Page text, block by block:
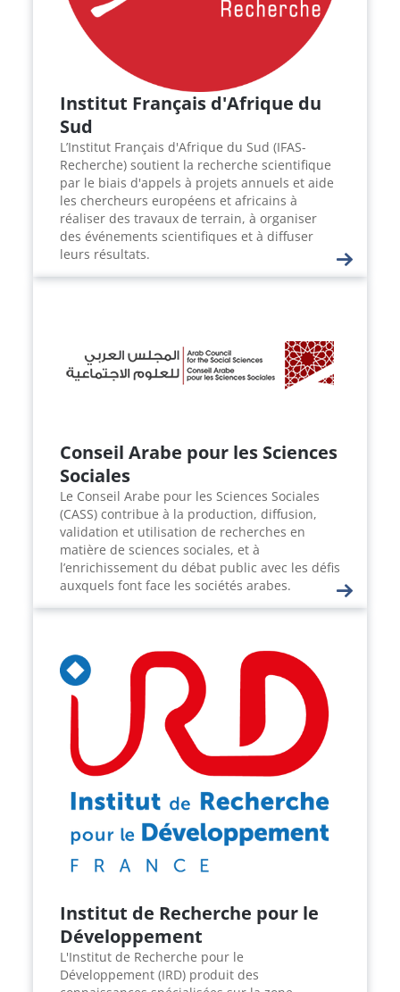
Institut Français d'Afrique du
Sud
L’Institut Français d'Afrique du Sud (IFAS-
Recherche) soutient la recherche scientifique
par le biais d'appels à projets annuels et aide
les chercheurs européens et africains à
réaliser des travaux de terrain, à organiser
des événements scientifiques et à diffuser
leurs résultats.
Conseil Arabe pour les Sciences
Sociales
Le Conseil Arabe pour les Sciences Sociales
(CASS) contribue à la production, diffusion,
validation et utilisation de recherches en
matière de sciences sociales, et à
l’enrichissement du débat public avec les défis
auxquels font face les sociétés arabes.
Institut de Recherche pour le
Développement
L'Institut de Recherche pour le
Développement (IRD) produit des